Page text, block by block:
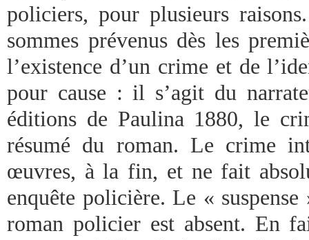
policiers, pour plusieurs
sommes prévenus dès les
l’existence d’un crime et de
pour cause : il s’agit du
éditions de Paulina 1880, le
résumé du roman. Le crime
œuvres, à la fin, et ne fait
enquête policière. Le «
roman policier est absent. En